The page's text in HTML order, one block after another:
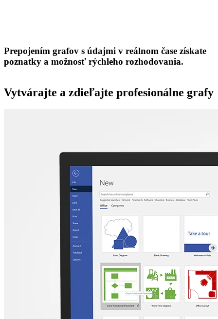
Prepojením grafov s údajmi v reálnom čase získate
poznatky a možnosť rýchleho rozhodovania.
Vytvárajte a zdieľajte profesionálne grafy